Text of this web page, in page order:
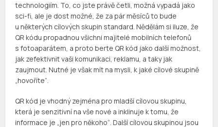
technologiím. To, co jste právě četli, možná vypadá jako
sci-fi, ale je dost možné, že za pár měsíců to bude
u některých cílových skupin standard. Nědělám si iluze, že
QR kódu propadnou všichni majitelé mobilních telefonů
s fotoaparátem, a proto berte QR kód jako další možnost,
jak zefektivnit vaši komunikaci, reklamu, a taky jak
zaujmout. Nutné je však mít na mysli, k jaké cílové skupině
„hovoříte“.
QR kód je vhodný zejména pro mladší cílovou skupinu,
která je senzitivní na vše nové a inklinuje k tomu, že
informace je „jen pro někoho“. Další cílovou skupinou jsou